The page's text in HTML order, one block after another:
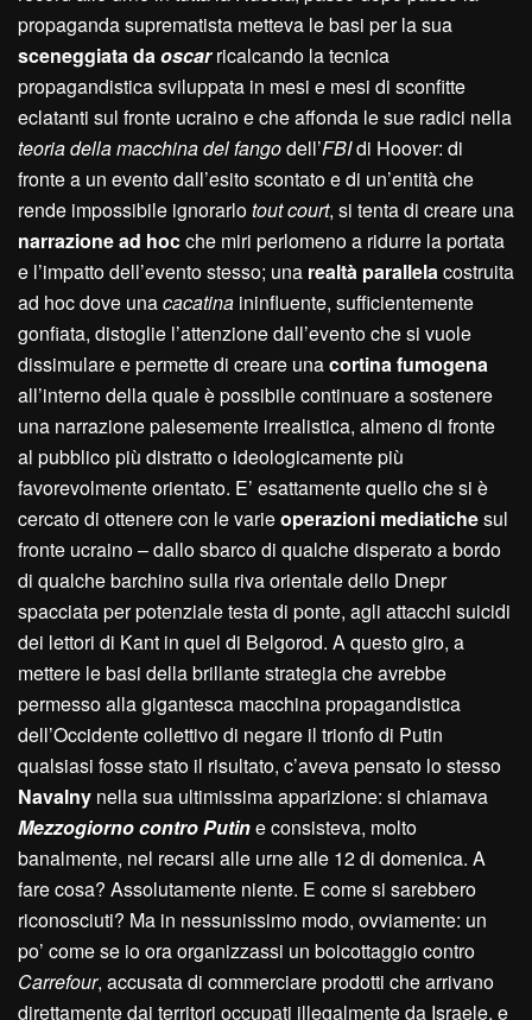
propaganda suprematista metteva le basi per la sua
sceneggiata daoscarricalcando la tecnica
propagandistica sviluppata in mesi e mesi di sconfitte
eclatanti sul fronte ucraino e che affonda le sue radici nella
teoria della macchina del fangodell’FBIdi Hoover: di
fronte a un evento dall’esito scontato e di un’entità che
rende impossibile ignorarlotout court, si tenta di creare una
narrazione ad hocche miri perlomeno a ridurre la portata
e l’impatto dell’evento stesso; una realtà parallelacostruita
ad hoc dove unacacatina ininfluente, sufficientemente
gonfiata, distoglie l’attenzione dall’evento che si vuole
dissimulare e permette di creare unacortina fumogena
all’interno della quale è possibile continuare a sostenere
una narrazione palesemente irrealistica, almeno di fronte
al pubblico più distratto o ideologicamente più
favorevolmente orientato. E’ esattamente quello che si è
cercato di ottenere con le varieoperazioni mediatichesul
fronte ucraino – dallo sbarco di qualche disperato a bordo
di qualche barchino sulla riva orientale dello Dnepr
spacciata per potenziale testa di ponte, agli attacchi suicidi
dei lettori di Kant in quel di Belgorod. A questo giro, a
mettere le basi della brillante strategia che avrebbe
permesso alla gigantesca macchina propagandistica
dell’Occidente collettivo di negare il trionfo di Putin
qualsiasi fosse stato il risultato, c’aveva pensato lo stesso
Navalny nella sua ultimissima apparizione: si chiamava
Mezzogiorno contro Putine consisteva, molto
banalmente, nel recarsi alle urne alle 12 di domenica. A
fare cosa? Assolutamente niente. E come si sarebbero
riconosciuti? Ma in nessunissimo modo, ovviamente: un
po’ come se io ora organizzassi un boicottaggio contro
Carrefour, accusata di commerciare prodotti che arrivano
direttamente dai territori occupati illegalmente da Israele, e